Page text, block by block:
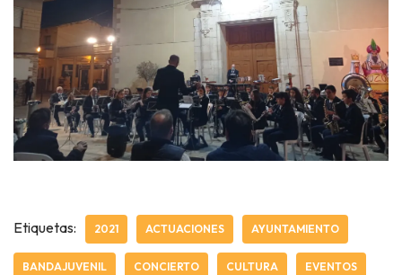
Etiquetas: 2021 ACTUACIONES AYUNTAMIENTO
BANDAJUVENIL CONCIERTO CULTURA EVENTOS